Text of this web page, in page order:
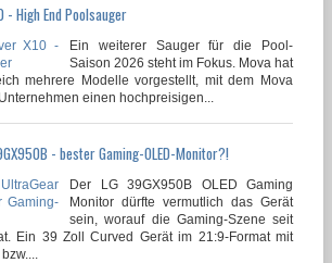
- High End Poolsauger
Ein weiterer Sauger für die Pool-
Saison 2026 steht im Fokus. Mova hat
mehrere Modelle vorgestellt, mit dem Mova
einen hochpreisigen...
- bester Gaming-OLED-Monitor?!
Der LG 39GX950B OLED Gaming
Monitor dürfte vermutlich das Gerät
sein, worauf die Gaming-Szene seit
Ein 39 Zoll Curved Gerät im 21:9-Format mit